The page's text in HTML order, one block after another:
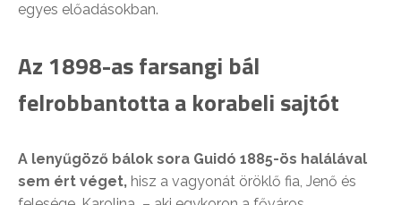
egyes előadásokban.
Az 1898-as farsangi bál
felrobbantotta a korabeli sajtót
A lenyűgöző bálok sora Guidó 1885-ös halálával
sem ért véget, hisz a vagyonát öröklő fia, Jenő és